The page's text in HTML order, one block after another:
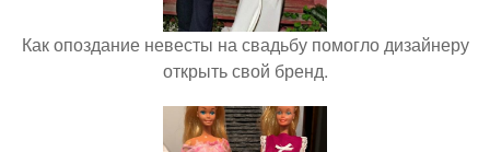
Как опоздание невесты на свадьбу помогло дизайнеру
открыть свой бренд.